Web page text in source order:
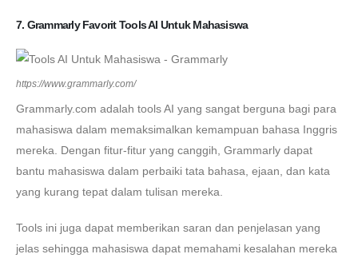
7. Grammarly Favorit Tools AI Untuk Mahasiswa
https://www.grammarly.com/
Grammarly.com adalah tools AI yang sangat berguna bagi para
mahasiswa dalam memaksimalkan kemampuan bahasa Inggris
mereka. Dengan fitur-fitur yang canggih, Grammarly dapat
bantu mahasiswa dalam perbaiki tata bahasa, ejaan, dan kata
yang kurang tepat dalam tulisan mereka.
Tools ini juga dapat memberikan saran dan penjelasan yang
jelas sehingga mahasiswa dapat memahami kesalahan mereka